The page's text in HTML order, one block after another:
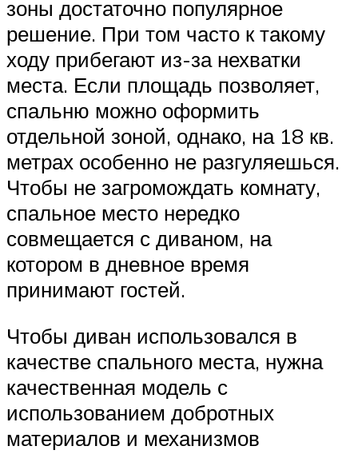
зоны достаточно популярное
решение. При том часто к такому
ходу прибегают из-за нехватки
места. Если площадь позволяет,
спальню можно оформить
отдельной зоной, однако, на 18 кв.
метрах особенно не разгуляешься.
Чтобы не загромождать комнату,
спальное место нередко
совмещается с диваном, на
котором в дневное время
принимают гостей.
Чтобы диван использовался в
качестве спального места, нужна
качественная модель с
использованием добротных
материалов и механизмов